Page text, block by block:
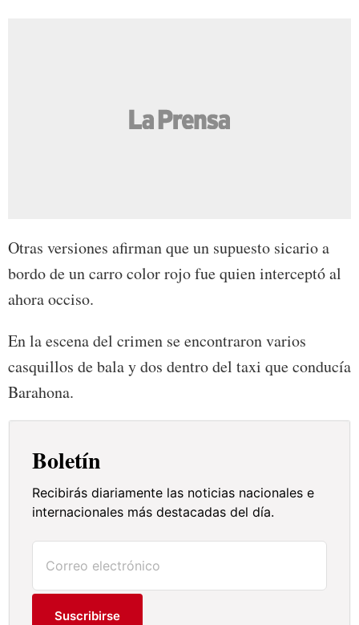
Otras versiones afirman que un supuesto sicario a
bordo de un carro color rojo fue quien interceptó al
ahora occiso.
En la escena del crimen se encontraron varios
casquillos de bala y dos dentro del taxi que conducía
Barahona.
Boletín
Recibirás diariamente las noticias nacionales e
internacionales más destacadas del día.
Suscribirse